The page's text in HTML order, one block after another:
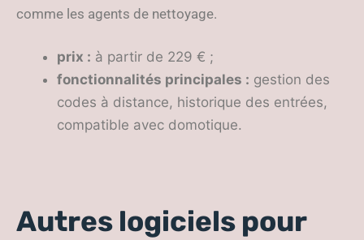
comme les agents de nettoyage.
prix : à partir de 229 € ;
fonctionnalités principales : gestion des
codes à distance, historique des entrées,
compatible avec domotique.
Autres logiciels pour